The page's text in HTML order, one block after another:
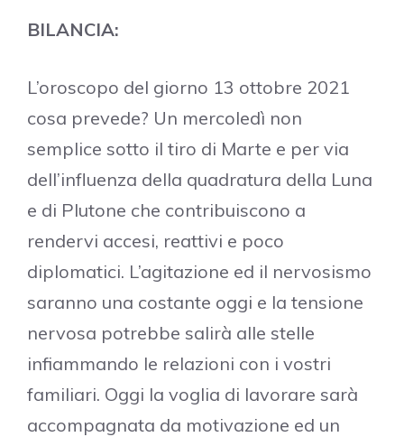
BILANCIA:
L’oroscopo del giorno 13 ottobre 2021
cosa prevede? Un mercoledì non
semplice sotto il tiro di Marte e per via
dell’influenza della quadratura della Luna
e di Plutone che contribuiscono a
rendervi accesi, reattivi e poco
diplomatici. L’agitazione ed il nervosismo
saranno una costante oggi e la tensione
nervosa potrebbe salirà alle stelle
infiammando le relazioni con i vostri
familiari. Oggi la voglia di lavorare sarà
accompagnata da motivazione ed un